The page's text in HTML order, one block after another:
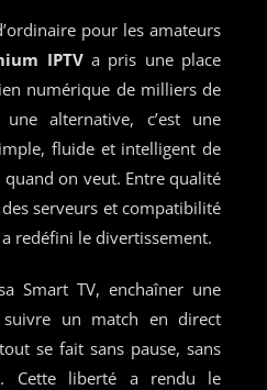
pour les amateurs
IPTVa pris une place
numérique de milliers de
alternative, c’est une
fluide et intelligent de
quand on veut. Entre qualité
serveurs et compatibilité
redéfini le divertissement.
Smart TV, enchaîner une
un match en direct
se fait sans pause, sans
Cette liberté a rendu le